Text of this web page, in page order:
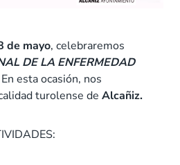
de mayo, celebraremos
DE LA ENFERMEDAD
esta ocasión, nos
turolense de Alcañiz.